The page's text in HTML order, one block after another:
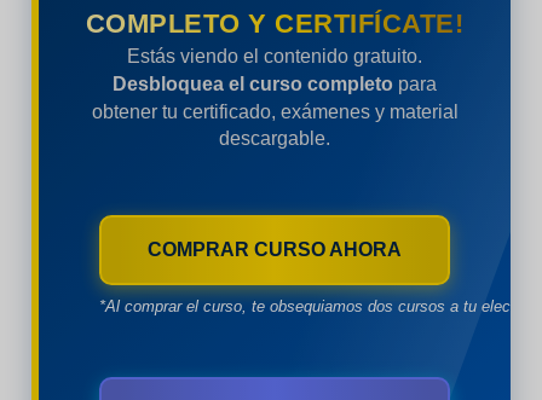
COMPLETO Y CERTIFÍCATE!
Estás viendo el contenido gratuito.
Desbloquea el curso completo para
obtener tu certificado, exámenes y material
descargable.
COMPRAR CURSO AHORA
*Al comprar el curso, te obsequiamos dos cursos a tu